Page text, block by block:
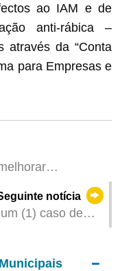
ao IAM e de
anti-rábica –
através da “Conta
para Empresas e
turísticos sobre
notícia
(1) caso de